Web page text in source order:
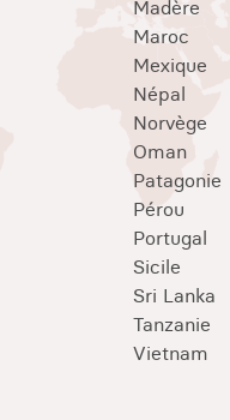
Madère
Maroc
Mexique
Népal
Norvège
Oman
Patagonie
Pérou
Portugal
Sicile
Sri Lanka
Tanzanie
Vietnam